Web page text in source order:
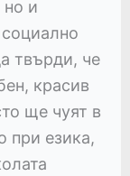
но и
твърди, че
красив
ще чуят в
при езика,